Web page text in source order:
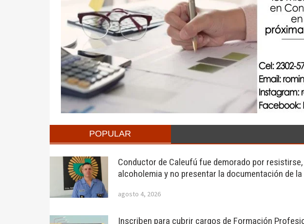
POPULAR
Conductor de Caleufú fue demorado por
alcoholemia y no presentar la documentación de
agosto 4, 2026
Inscriben para cubrir cargos de Formación